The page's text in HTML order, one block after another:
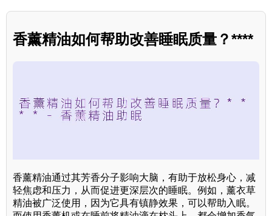
香薰精油如何帮助改善睡眠质量？****
香薰精油通过其芳香分子影响大脑，有助于放松身心，减
轻焦虑和压力，从而促进更深层次的睡眠。例如，薰衣草
精油被广泛使用，因为它具有镇静效果，可以帮助入眠。